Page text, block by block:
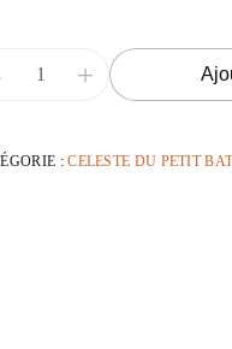
+
:CELESTE DU PETIT